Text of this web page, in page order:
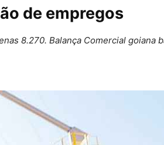
de empregos
8.270. Balança Comercial